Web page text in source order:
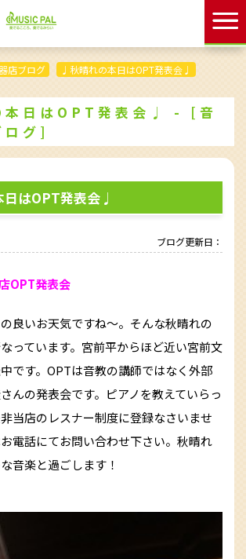
店ブログ ♩秋晴れの本日はOPT発表会♩
本日はOPT発表会♩ - [音
ログ]
はOPT発表会♩
ブログ更新日：
OPT発表会
良いお天気ですね〜。そんな秋晴れの
っています。宮前平からほど近い宮前文
です。OPTは音教の講師ではなく外部
んの発表会です。ピアノを教えていらっ
当店のレスナー制度に登録なさいませ
電話にてお問い合わせ下さい。秋晴れ
音楽と過ごします！